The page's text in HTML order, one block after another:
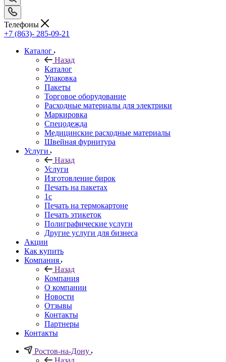
Телефоны
+7 (863)- 285-09-21
Каталог
Назад
Каталог
Упаковка
Пакеты
Торговое оборудование
Расходные материалы для электрики
Маркировка
Спецодежда
Медицинские расходные материалы
Швейная фурнитура
Услуги
Назад
Услуги
Изготовление бирок
Печать на пакетах
1c
Печать на термокартоне
Печать этикеток
Полиграфические услуги
Другие услуги для бизнеса
Акции
Как купить
Компания
Назад
Компания
О компании
Новости
Отзывы
Контакты
Партнеры
Контакты
Ростов-на-Дону
Назад